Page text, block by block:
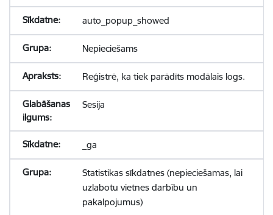
auto_popup_showed
Nepieciešams
Reģistrē, ka tiek parādīts modālais logs.
Sesija
_ga
Statistikas sīkdatnes (nepieciešamas, lai
uzlabotu vietnes darbību un
pakalpojumus)